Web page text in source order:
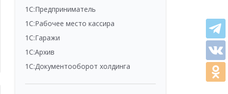
1С:Предприниматель
1С:Рабочее место кассира
1С:Гаражи
1С:Архив
1С:Документооборот холдинга